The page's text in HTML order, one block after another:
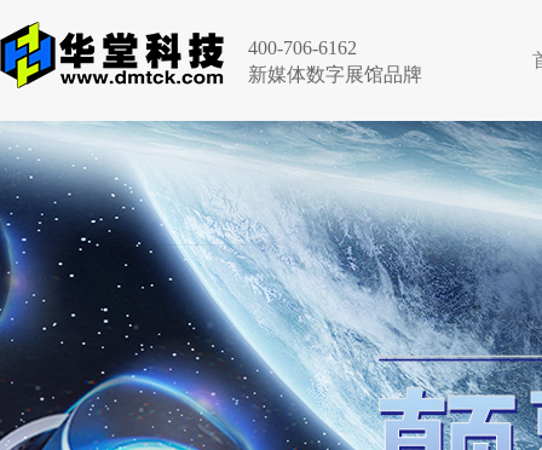
400-706-6162
新媒体数字展馆品牌